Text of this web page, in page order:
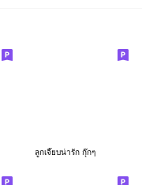
ลูกเจี๊ยบน่ารัก กุ๊กๆ